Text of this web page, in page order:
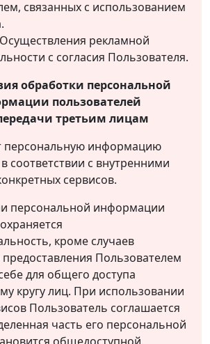
связанных с использованием
рекламной
с согласия Пользователя.
обработки персональной
пользователей
третьим лицам
персональную информацию
соответствии с внутренними
сервисов.
персональной информации
кроме случаев
Пользователем
для общего доступа
кругу лиц. При использовании
Пользователь соглашается
часть его персональной